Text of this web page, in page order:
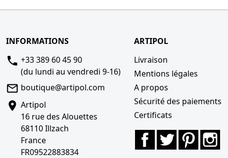
INFORMATIONS
+33 389 60 45 90
(du lundi au vendredi 9-16)
boutique@artipol.com
Artipol
16 rue des Alouettes
68110 Illzach
France
FR09522883834
ARTIPOL
Livraison
Mentions légales
A propos
Sécurité des paiements
Certificats
FacebookTwitterPinterest